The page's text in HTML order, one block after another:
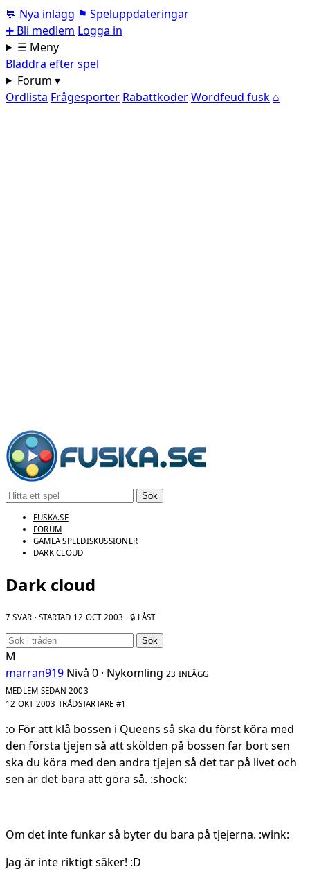
💬 Nya inlägg ⚑ Speluppdateringar
➕ Bli medlem Logga in
☰ Meny
Bläddra efter spel
Forum ▾
Ordlista Frågesporter RabattkoderWordfeud fusk ⌂
Sök
FUSKA.SE
FORUM
GAMLA SPELDISKUSSIONER
DARK CLOUD
Dark cloud
7 SVAR · STARTAD 12 OCT 2003 · 🔒 LÅST
Sök
M
marran919 Nivå 0 · Nykomling 23 INLÄGG
MEDLEM SEDAN 2003
12 OKT 2003 TRÅDSTARTARE #1
:o För att klå bossen i Queens så ska du först köra med
den första tjejen så att skölden på bossen far bort sen
ska du köra med den andra tjejen så det tar på livet och
sen är det bara att göra så. :shock:
Om det inte funkar så byter du bara på tjejerna. :wink:
Jag är inte riktigt säker! :D